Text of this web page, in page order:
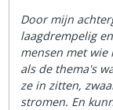
Door mijn
laagdrempelig
mensen met wie
als de thema's
ze in zitten,
stromen. En